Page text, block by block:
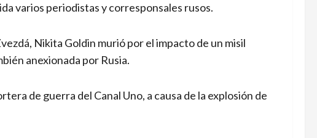
varios periodistas y corresponsales rusos.
Nikita Goldin murió por el impacto de un misil
anexionada por Rusia.
de guerra del Canal Uno, a causa de la explosión de